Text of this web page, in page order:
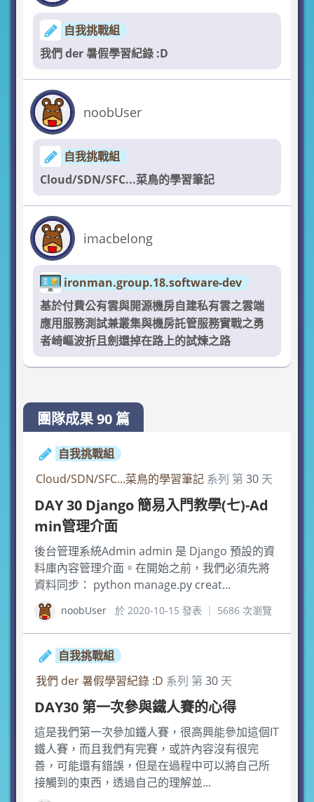
自我挑戰組
我們 der 暑假學習紀錄 :D
noobUser
自我挑戰組
Cloud/SDN/SFC...菜鳥的學習筆記
imacbelong
ironman.group.18.software-dev
基於付費公有雲與開源機房自建私有雲之雲端
應用服務測試兼叢集與機房託管服務實戰之勇
者崎嶇波折且劍還掉在路上的試煉之路
團隊成果 90 篇
自我挑戰組
Cloud/SDN/SFC...菜鳥的學習筆記 系列 第30 天
DAY 30 Django 簡易入門教學(七)-Ad
min管理介面
後台管理系統Admin admin 是 Django 預設的資
料庫內容管理介面。在開始之前，我們必須先將
資料同步： python manage.py creat...
noobUser 於 2020-10-15 發表 ｜ 5686 次瀏覽
自我挑戰組
我們 der 暑假學習紀錄 :D 系列 第30 天
DAY30 第一次參與鐵人賽的心得
這是我們第一次參加鐵人賽，很高興能參加這個IT
鐵人賽，而且我們有完賽，或許內容沒有很完
善，可能還有錯誤，但是在過程中可以將自己所
接觸到的東西，透過自己的理解並...